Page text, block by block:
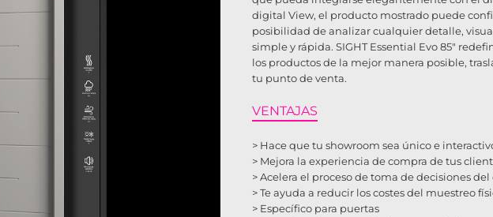
digital View, el producto mostrado puede
posibilidad de analizar cualquier detalle,
simple y rápida. SIGHT Essential Evo 85"
los productos de la mejor manera posible,
tu punto de venta.
VENTAJAS
> Hace que tu showroom sea único e
> Mejora la experiencia de compra de tus
> Acelera el proceso de toma de decisiones
> Te ayuda a reducir los costes del muestreo
> Específico para puertas